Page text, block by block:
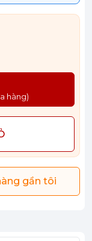
hàng)
gần tôi